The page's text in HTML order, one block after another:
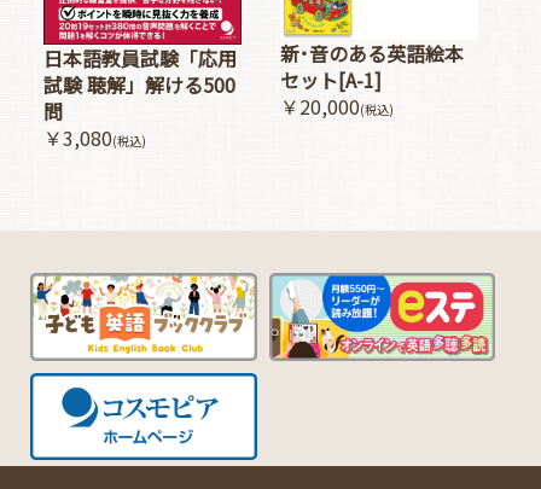
日本語教員試験「応用
試験 聴解」解ける500
問
￥3,080(税込)
新･音のある英語絵本
セット[A-1]
￥20,000(税込)